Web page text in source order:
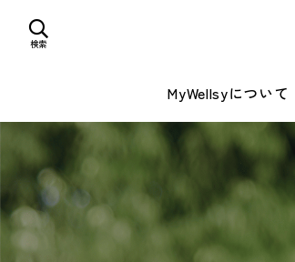
検索
MyWellsyについて